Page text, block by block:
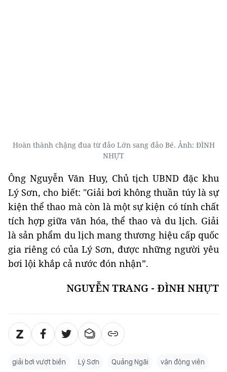
Hoàn thành chặng đua từ đảo Lớn sang đảo Bé. Ảnh: ĐÌNH
NHỰT
Ông Nguyễn Văn Huy, Chủ tịch UBND đặc khu
Lý Sơn, cho biết: "Giải bơi không thuần túy là sự
kiện thể thao mà còn là một sự kiện có tính chất
tích hợp giữa văn hóa, thể thao và du lịch. Giải
là sản phẩm du lịch mang thương hiệu cấp quốc
gia riêng có của Lý Sơn, được những người yêu
bơi lội khắp cả nước đón nhận”.
NGUYỄN TRANG - ĐÌNH NHỰT
giải bơi vượt biển Lý Sơn Quảng Ngãi vận động viên